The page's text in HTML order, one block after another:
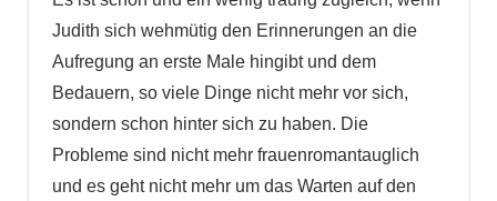
Judith sich wehmütig den Erinnerungen an die
Aufregung an erste Male hingibt und dem
Bedauern, so viele Dinge nicht mehr vor sich,
sondern schon hinter sich zu haben. Die
Probleme sind nicht mehr frauenromantauglich
und es geht nicht mehr um das Warten auf den